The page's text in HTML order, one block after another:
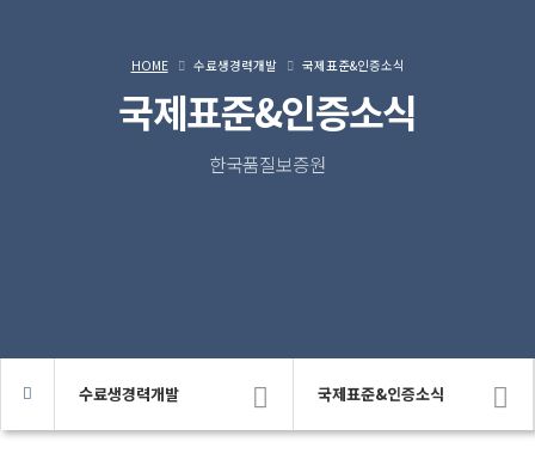
국제표준&인증소식
한국품질보증원
HOME 수료생경력개발 국제표준&인증소식
수료생경력개발 국제표준&인증소식